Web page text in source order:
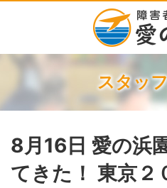
スタッ
8月16日 愛の浜
てきた！ 東京２